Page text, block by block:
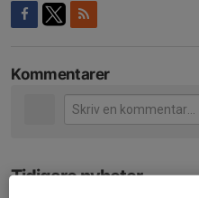
Kommentarer
Tidigare nyheter